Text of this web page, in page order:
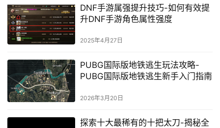
DNF手游属强提升技巧-如何有效提
升DNF手游角色属性强度
2025年4月27日
PUBG国际版地铁逃生玩法攻略-
PUBG国际版地铁逃生新手入门指南
2026年3月20日
探索十大最稀有的十把太刀-揭秘全